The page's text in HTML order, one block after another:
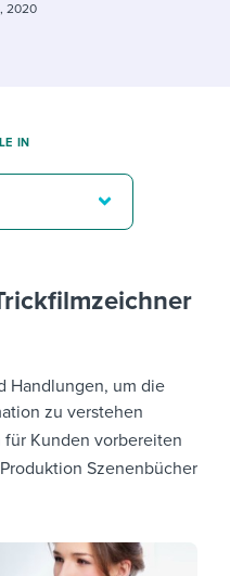
2020
Handlungen, um die
zu verstehen
Kunden vorbereiten
Szenenbücher
IN